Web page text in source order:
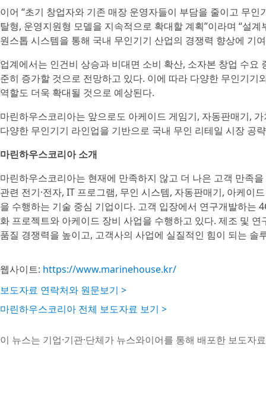
이어 “초기 창업자와 기존 매장 운영자들이 부담을 줄이고 무
탈형, 운영지원형 모델을 지속적으로 확대할 계획”이라며 “설
원스톱 시스템을 통해 국내 무인기기 산업의 경쟁력 향상에 기
업계에서는 인건비 상승과 비대면 소비 확산, 소자본 창업 수요
준히 증가할 것으로 전망하고 있다. 이에 따라 다양한 무인기기
역할도 더욱 확대될 것으로 예상된다.
마린하우스코리아는 앞으로도 아케이드 게임기, 자동판매기,
다양한 무인기기 라인업을 기반으로 국내 무인 리테일 시장 공
마린하우스코리아 소개
마린하우스코리아는 현재에 만족하지 않고 더 나은 고객 만족
관련 전기·전자, IT 프로그램, 무인 시스템, 자동판매기, 아케이
을 수행하는 기술 중심 기업이다. 고객 입장에서 연구개발하는
화 프로젝트와 아케이드 장비 사업을 수행하고 있다. 제조 및
품질 경쟁력을 높이고, 고객사의 사업에 실질적인 힘이 되는 솔
웹사이트: https://www.marinehouse.kr/
보도자료 연락처와 원문보기 >
마린하우스코리아 전체 보도자료 보기 >
이 뉴스는 기업·기관·단체가 뉴스와이어를 통해 배포한 보도자